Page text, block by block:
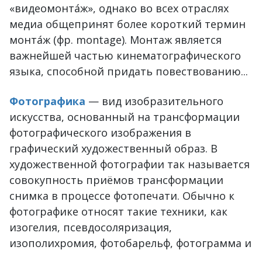
«видеомонта́ж», однако во всех отраслях
медиа общепринят более короткий термин
монта́ж (фр. montage). Монтаж является
важнейшей частью кинематографического
языка, способной придать повествованию...
Фотографика — вид изобразительного
искусства, основанный на трансформации
фотографического изображения в
графический художественный образ. В
художественной фотографии так называется
совокупность приёмов трансформации
снимка в процессе фотопечати. Обычно к
фотографике относят такие техники, как
изогелия, псевдосоляризация,
изополихромия, фотобарельф, фотограмма и